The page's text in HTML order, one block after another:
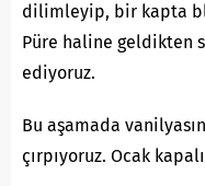
dilimleyip, bir kapta
Püre haline geldikten
ediyoruz.
Bu aşamada
çırpıyoruz. Ocak